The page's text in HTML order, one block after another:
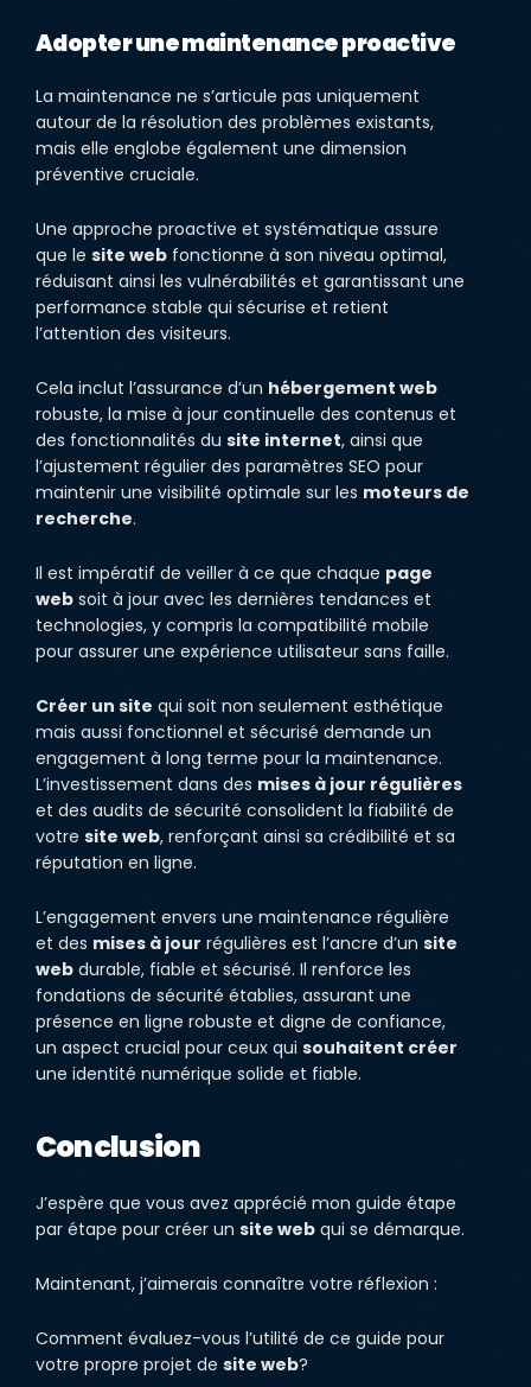
Adopter une maintenance proactive
La maintenance ne s’articule pas uniquement
autour de la résolution des problèmes existants,
mais elle englobe également une dimension
préventive cruciale.
Une approche proactive et systématique assure
que le site webfonctionne à son niveau optimal,
réduisant ainsi les vulnérabilités et garantissant une
performance stable qui sécurise et retient
l’attention des visiteurs.
Cela inclut l’assurance d’un hébergement web
robuste, la mise à jour continuelle des contenus et
des fonctionnalités du site internet, ainsi que
l’ajustement régulier des paramètres SEO pour
maintenir une visibilité optimale sur les moteurs de
recherche.
Il est impératif de veiller à ce que chaque page
websoit à jour avec les dernières tendances et
technologies, y compris la compatibilité mobile
pour assurer une expérience utilisateur sans faille.
Créer un site qui soit non seulement esthétique
mais aussi fonctionnel et sécurisé demande un
engagement à long terme pour la maintenance.
L’investissement dans des mises à jour régulières
et des audits de sécurité consolident la fiabilité de
votre site web, renforçant ainsi sa crédibilité et sa
réputation en ligne.
L’engagement envers une maintenance régulière
et des mises à jour régulières est l’ancre d’un site
webdurable, fiable et sécurisé. Il renforce les
fondations de sécurité établies, assurant une
présence en ligne robuste et digne de confiance,
un aspect crucial pour ceux qui souhaitent créer
une identité numérique solide et fiable.
Conclusion
J’espère que vous avez apprécié mon guide étape
par étape pour créer un site webqui se démarque.
Maintenant, j’aimerais connaître votre réflexion :
Comment évaluez-vous l’utilité de ce guide pour
votre propre projet de site web?